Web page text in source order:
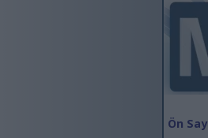
Ön